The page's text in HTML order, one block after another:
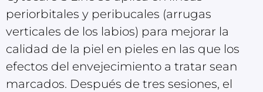
periorbitales y peribucales (arrugas
verticales de los labios) para mejorar la
calidad de la piel en pieles en las que los
efectos del envejecimiento a tratar sean
marcados. Después de tres sesiones, el